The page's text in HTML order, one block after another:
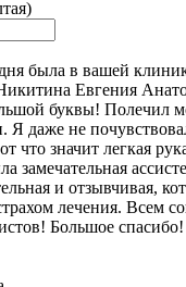
была в вашей
Евгения
буквы! Полечил
Я даже не
что значит легкая
замечательная
и отзывчивая,
лечения. Всем
Большое спасибо!